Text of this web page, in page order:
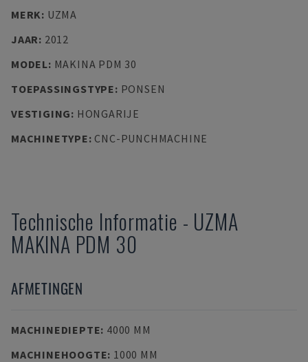
MERK: UZMA
JAAR: 2012
MODEL: MAKINA PDM 30
TOEPASSINGSTYPE: PONSEN
VESTIGING: HONGARIJE
MACHINETYPE: CNC-PUNCHMACHINE
Technische Informatie - UZMA
MAKINA PDM 30
AFMETINGEN
MACHINEDIEPTE: 4000 MM
MACHINEHOOGTE: 1000 MM